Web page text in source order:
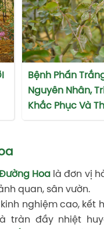
Bệnh Phấn
Nguyên Nhân,
Khắc Phục Và
Hoa là đơn vị
quan, sân vườn.
nghiệm cao, kết
tràn đầy nhiệt